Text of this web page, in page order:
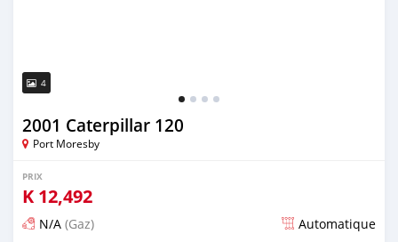
4
2001 Caterpillar 120
Port Moresby
PRIX
K 12,492
N/A (Gaz) Automatique